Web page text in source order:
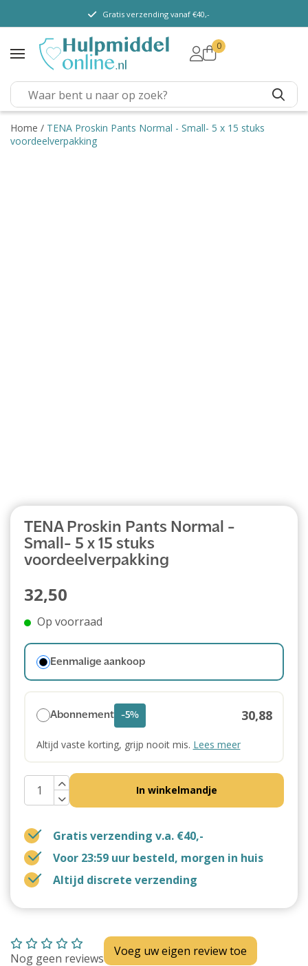
TENA Lady
TENA Men
TENA Pants (m/v)
TENA Flex
TENA Slip
Gratis verzending vanaf €40,-
0
Home / TENA Proskin Pants Normal - Small- 5 x 15 stuks
voordeelverpakking
TENA Proskin Pants Normal -
Small- 5 x 15 stuks
voordeelverpakking
32,50
Op voorraad
Eenmalige aankoop
Abonnement -5% 30,88
Altijd vaste korting, grijp nooit mis. Lees meer
In winkelmandje
Gratis verzending v.a. €40,-
Voor 23:59 uur besteld, morgen in huis
Altijd discrete verzending
Nog geen reviews Voeg uw eigen review toe